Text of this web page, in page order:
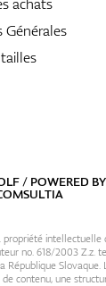
/ POWERED BY
intellectuelle
no. 618/2003 Z.z.
République
contenu, une